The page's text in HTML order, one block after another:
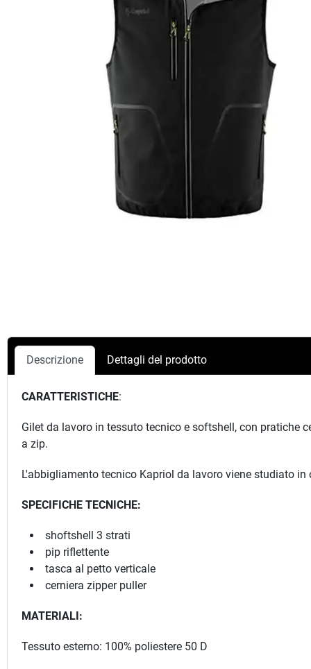
Descrizione Dettagli del prodotto
CARATTERISTICHE:
Gilet da lavoro in tessuto tecnico e softshell, con pratiche
a zip.
L'abbigliamento tecnico Kapriol da lavoro viene studiato
SPECIFICHE TECNICHE:
shoftshell 3 strati
pip riflettente
tasca al petto verticale
cerniera zipper puller
MATERIALI:
Tessuto esterno: 100% poliestere 50 D